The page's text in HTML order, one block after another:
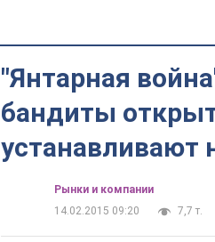
"Янтарная
бандиты
устанавливают
Рынки и компании
14.02.2015 09:20
7,7 т.